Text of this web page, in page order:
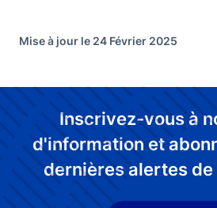
Mise à jour le 24 Février 2025
Inscrivez-vous à
d'information et
dernières alertes